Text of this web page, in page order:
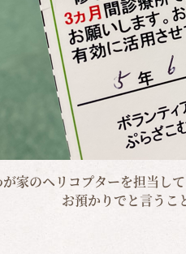
家のヘリコプターを担当し
お預かりでと言うこ